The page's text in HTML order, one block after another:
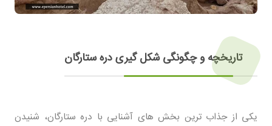
تاریخچه و چگونگی شکل گیری دره ستارگان
یکی از جذاب ترین بخش های آشنایی با دره ستارگان، شنیدن